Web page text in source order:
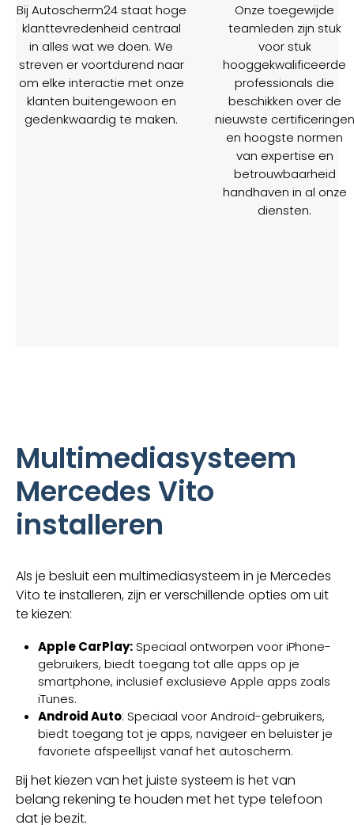
Bij Autoscherm24 staat hoge
klanttevredenheid centraal
in alles wat we doen. We
streven er voortdurend naar
om elke interactie met onze
klanten buitengewoon en
gedenkwaardig te maken.
Onze toegewijde
teamleden zijn stuk
voor stuk
hooggekwalificeerde
professionals die
beschikken over de
nieuwste certificeringen
en hoogste normen
van expertise en
betrouwbaarheid
handhaven in al onze
diensten.
Multimediasysteem
Mercedes Vito
installeren
Als je besluit een multimediasysteem in je Mercedes
Vito te installeren, zijn er verschillende opties om uit
te kiezen:
Apple CarPlay:Speciaal ontworpen voor iPhone-
gebruikers, biedt toegang tot alle apps op je
smartphone, inclusief exclusieve Apple apps zoals
iTunes.
Android Auto: Speciaal voor Android-gebruikers,
biedt toegang tot je apps, navigeer en beluister je
favoriete afspeellijst vanaf het autoscherm.
Bij het kiezen van het juiste systeem is het van
belang rekening te houden met het type telefoon
dat je bezit.